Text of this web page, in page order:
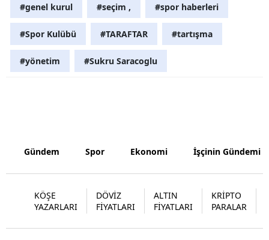
Zonguldak
Aksaray
Bartın
#genel kurul #seçim , #spor haberleri
#Spor Kulübü #TARAFTAR #tartışma
#yönetim #Sukru Saracoglu
Gündem Spor Ekonomi İşçinin Gündemi
KÖŞE
YAZARLARI
DÖVİZ
FİYATLARI
ALTIN
FİYATLARI
KRİPTO
PARALAR